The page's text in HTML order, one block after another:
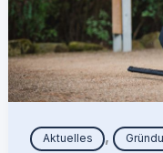
Aktuelles ,